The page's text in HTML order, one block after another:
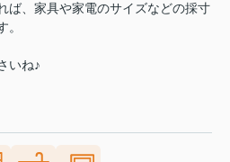
ば、家具や家電のサイズなどの採寸
。
いね♪